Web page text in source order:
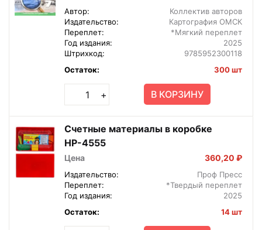
Автор:
Коллектив авторов
Издательство:
Картография ОМСК
Переплет:
*Мягкий переплет
Год издания:
2025
Штрихкод:
9785952300118
Остаток:
300 шт
+ В КОРЗИНУ
Счетные материалы в коробке
НР-4555
Цена 360,20 ₽
Издательство:
Проф Пресс
Переплет:
*Твердый переплет
Год издания:
2025
Остаток:
14 шт